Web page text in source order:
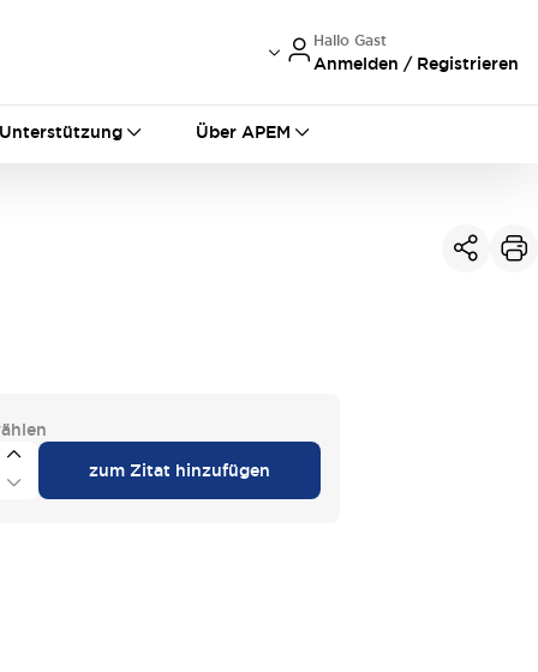
Germany
Hallo Gast
Anmelden / Registrieren
Unterstützung Über APEM
zum Zitat hinzufügen